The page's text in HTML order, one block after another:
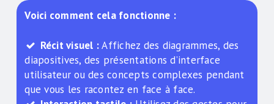
Voici comment cela fonctionne :
Récit visuel :Affichez des diagrammes, des
diapositives, des présentations d’interface
utilisateur ou des concepts complexes pendant
que vous les racontez en face à face.